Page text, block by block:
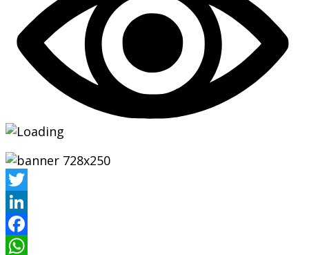
Twitter
LinkedIn
Facebook